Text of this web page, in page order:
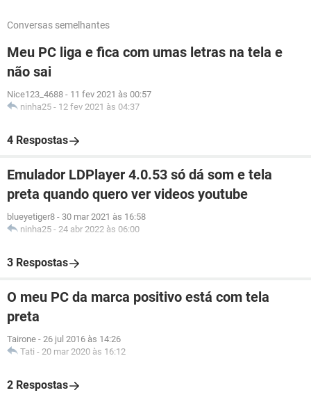
Conversas semelhantes
Meu PC liga e fica com umas letras na tela e
não sai
Nice123_4688 - 11 fev 2021 às 00:57
ninha25 - 12 fev 2021 às 04:37
4 Respostas
Emulador LDPlayer 4.0.53 só dá som e tela
preta quando quero ver videos youtube
blueyetiger8 - 30 mar 2021 às 16:58
ninha25 - 24 abr 2022 às 06:00
3 Respostas
O meu PC da marca positivo está com tela
preta
Tairone - 26 jul 2016 às 14:26
Tati - 20 mar 2020 às 16:12
2 Respostas